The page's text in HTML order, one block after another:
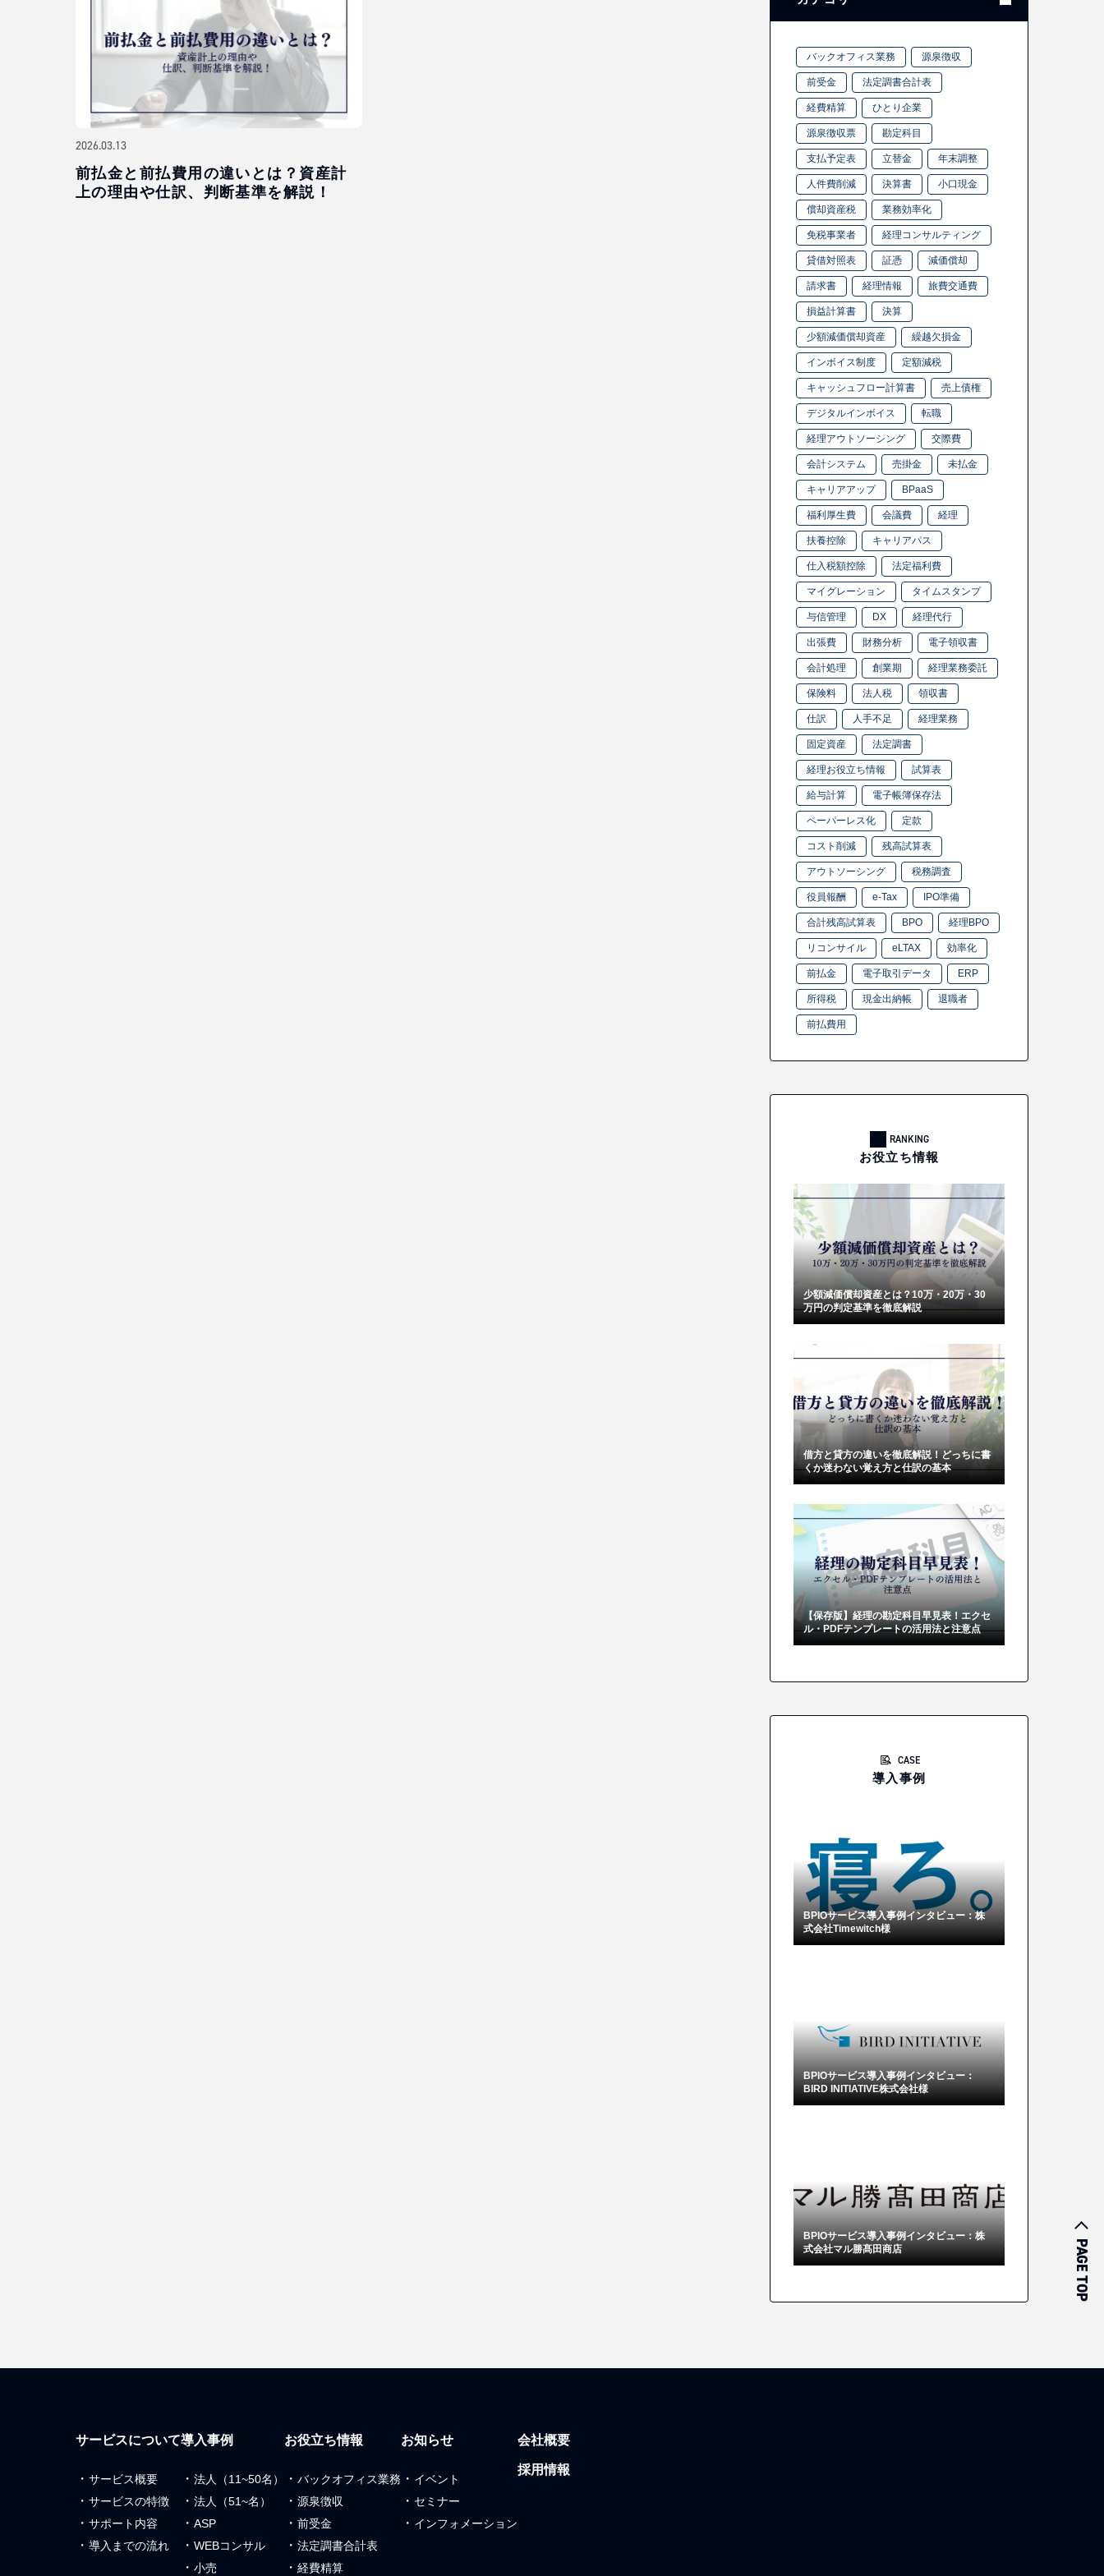
2026.03.13
前払金と前払費用の違いとは？資産計
上の理由や仕訳、判断基準を解説！
バックオフィス業務 源泉徴収
前受金 法定調書合計表
経費精算 ひとり企業
源泉徴収票 勘定科目
支払予定表 立替金 年末調整
人件費削減 決算書 小口現金
償却資産税 業務効率化
免税事業者 経理コンサルティング
貸借対照表 証憑 減価償却
請求書 経理情報 旅費交通費
損益計算書 決算
少額減価償却資産 繰越欠損金
インボイス制度 定額減税
キャッシュフロー計算書 売上債権
デジタルインボイス 転職
経理アウトソーシング 交際費
会計システム 売掛金 未払金
キャリアアップ BPaaS
福利厚生費 会議費 経理
扶養控除 キャリアパス
仕入税額控除 法定福利費
マイグレーション タイムスタンプ
与信管理 DX 経理代行
出張費 財務分析 電子領収書
会計処理 創業期 経理業務委託
保険料 法人税 領収書
仕訳 人手不足 経理業務
固定資産 法定調書
経理お役立ち情報 試算表
給与計算 電子帳簿保存法
ペーパーレス化 定款
コスト削減 残高試算表
アウトソーシング 税務調査
役員報酬 e-Tax IPO準備
合計残高試算表 BPO 経理BPO
リコンサイル eLTAX 効率化
前払金 電子取引データ ERP
所得税 現金出納帳 退職者
前払費用
RANKING
お役立ち情報
少額減価償却資産とは？10万・20万・30
万円の判定基準を徹底解説
借方と貸方の違いを徹底解説！どっちに書
くか迷わない覚え方と仕訳の基本
【保存版】経理の勘定科目早見表！エクセ
ル・PDFテンプレートの活用法と注意点
CASE
導入事例
BPIOサービス導入事例インタビュー：株
式会社Timewitch様
BPIOサービス導入事例インタビュー：
BIRD INITIATIVE株式会社様
BPIOサービス導入事例インタビュー：株
式会社マル勝髙田商店
PAGE TOP
サービスについて
・ サービス概要
・ サービスの特徴
・ サポート内容
・ 導入までの流れ
導入事例
・ 法人（11~50名）
・ 法人（51~名）
・ ASP
・ WEBコンサル
・ 小売
お役立ち情報
・ バックオフィス業務
・ 源泉徴収
・ 前受金
・ 法定調書合計表
・ 経費精算
お知らせ
・ イベント
・ セミナー
・ インフォメーション
会社概要
採用情報